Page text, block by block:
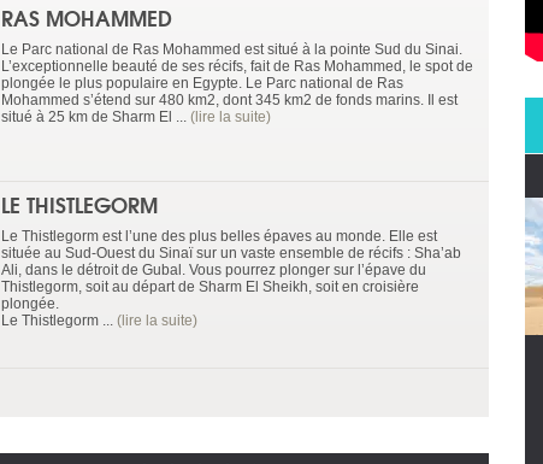
RAS MOHAMMED
Le Parc national de Ras Mohammed est situé à la pointe Sud du Sinai.
L’exceptionnelle beauté de ses récifs, fait de Ras Mohammed, le spot de
plongée le plus populaire en Egypte. Le Parc national de Ras
Mohammed s’étend sur 480 km2, dont 345 km2 de fonds marins. Il est
situé à 25 km de Sharm El ... (lire la suite)
LE THISTLEGORM
Le Thistlegorm est l’une des plus belles épaves au monde. Elle est
située au Sud-Ouest du Sinaï sur un vaste ensemble de récifs : Sha’ab
Ali, dans le détroit de Gubal. Vous pourrez plonger sur l’épave du
Thistlegorm, soit au départ de Sharm El Sheikh, soit en croisière
plongée.
Le Thistlegorm ... (lire la suite)